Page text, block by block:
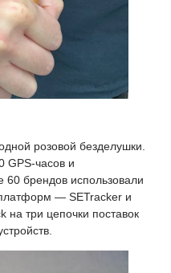
розовой безделушки.
GPS-часов и
брендов использовали
платформ — SETracker и
на три цепочки поставок